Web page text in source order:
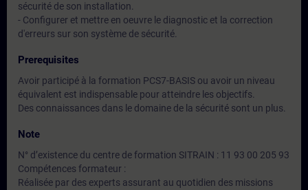
sécurité de son installation.
- Configurer et mettre en oeuvre le diagnostic et la correction
d'erreurs sur son système de sécurité.
Prerequisites
Avoir participé à la formation PCS7-BASIS ou avoir un niveau
équivalent est indispensable pour atteindre les objectifs.
Des connaissances dans le domaine de la sécurité sont un plus.
Note
N° d’existence du centre de formation SITRAIN : 11 93 00 205 93
Compétences formateur :
Réalisée par des experts assurant au quotidien des missions